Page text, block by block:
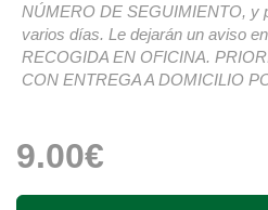
NÚMERO DE SEGUIMIENTO, y
varios días. Le dejarán un aviso
RECOGIDA EN OFICINA.
CON ENTREGA A DOMICILIO
9.00€